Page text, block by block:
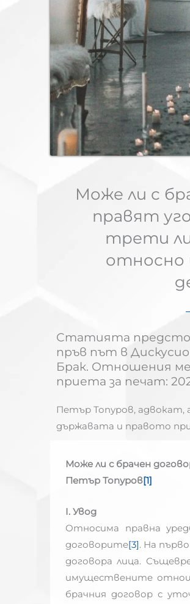
Може ли с
правят
трети
относно
Статията предстои
пръв път в
Брак. Отношения
приета за печат:
Петър Топуров,
държавата и правото
Може ли с брачен
Петър Топуров[1]
I. Увод
Относима правна
договорите[3]. На
договора лица.
имуществените
брачния договор с